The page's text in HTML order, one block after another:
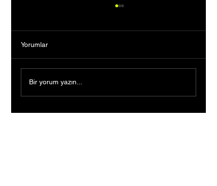
Yorumlar
Bir yorum yazın...